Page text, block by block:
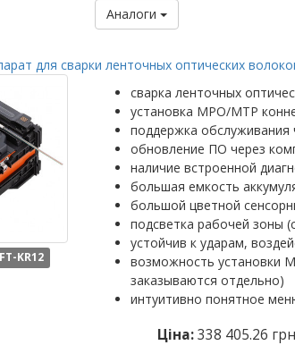
Аналоги
для сварки ленточных оптических
KR12
сварка ленточных
установка MPO/MTP
поддержка обслуживания
обновление ПО через
наличие встроенной
большая емкость
большой цветной
подсветка рабочей зоны
устойчив к ударам,
возможность установки
заказываются отдельно)
интуитивно понятное
Ціна: 338 405.26